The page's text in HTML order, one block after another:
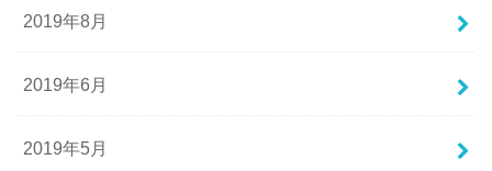
2019年8月
2019年6月
2019年5月